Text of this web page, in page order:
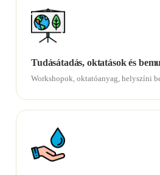
Tudásátadás, oktatások és
Workshopok, oktatóanyag, helyszíni